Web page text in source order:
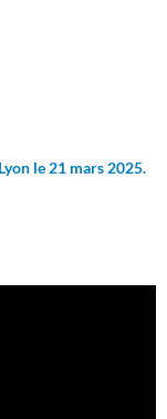
le 21 mars 2025.